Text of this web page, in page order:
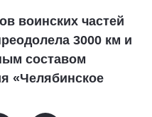
воинских частей
3000 км и
составом
«Челябинское